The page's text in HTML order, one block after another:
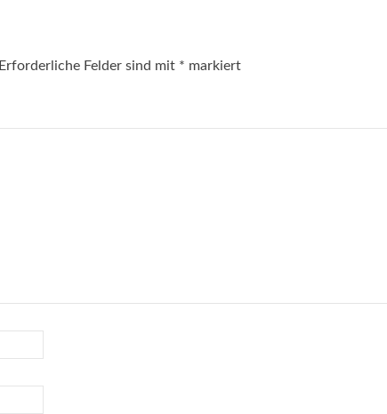
Erforderliche Felder sind mit * markiert